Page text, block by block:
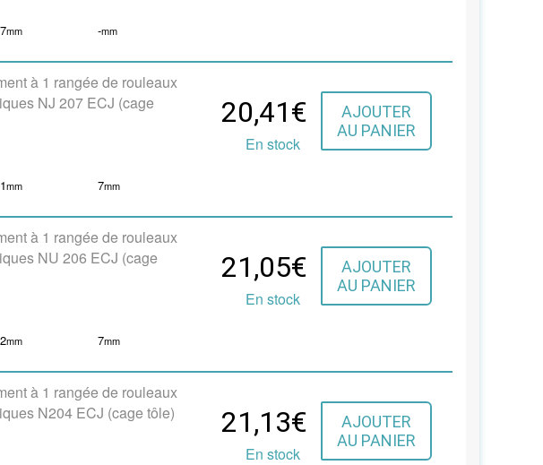
mm -mm
à 1 rangée de rouleaux
NJ 207 ECJ (cage
mm 7mm
20,41€
En stock
AJOUTER
AU PANIER
à 1 rangée de rouleaux
NU 206 ECJ (cage
mm 7mm
21,05€
En stock
AJOUTER
AU PANIER
à 1 rangée de rouleaux
N204 ECJ (cage tôle)
21,13€
En stock
AJOUTER
AU PANIER